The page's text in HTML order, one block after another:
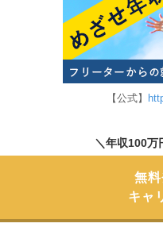
【公式】
＼年収100万
無
キャ